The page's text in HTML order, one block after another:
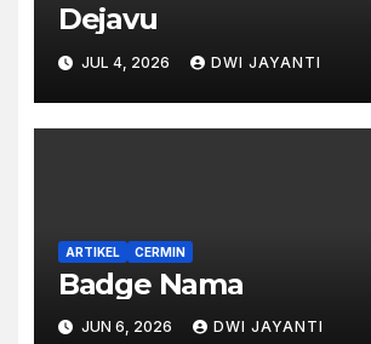
Dejavu
JUL 4, 2026 DWI JAYANTI
ARTIKEL CERMIN
Badge Nama
JUN 6, 2026 DWI JAYANTI